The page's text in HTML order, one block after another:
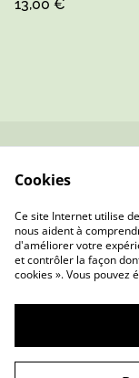
13,00 €
©2026
Mme
Sarthe
Cookies
Ce site Internet utilise
nous aident à
d'améliorer votre
et contrôler la façon
cookies ». Vous pouvez